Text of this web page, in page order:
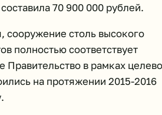
70 900 000 рублей.
сооружение столь высокого
полностью соответствует
в рамках
на протяжении 2015-2016